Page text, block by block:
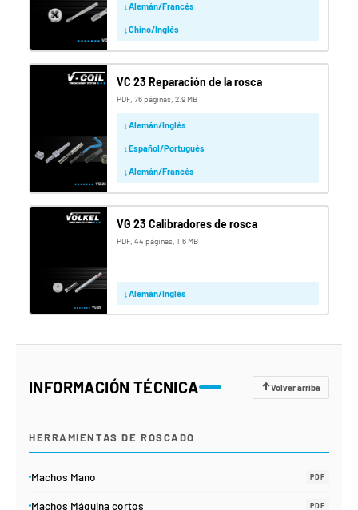
Alemán/Francés
Chino/Inglés
VC 23 Reparación de la rosca
PDF, 76 páginas, 2.9 MB
Alemán/Inglés
Español/Portugués
Alemán/Francés
VG 23 Calibradores de rosca
PDF, 44 páginas, 1.6 MB
Alemán/Inglés
INFORMACIÓN TÉCNICA Volver arriba
HERRAMIENTAS DE ROSCADO
Machos Mano PDF
Machos Máquina cortos PDF